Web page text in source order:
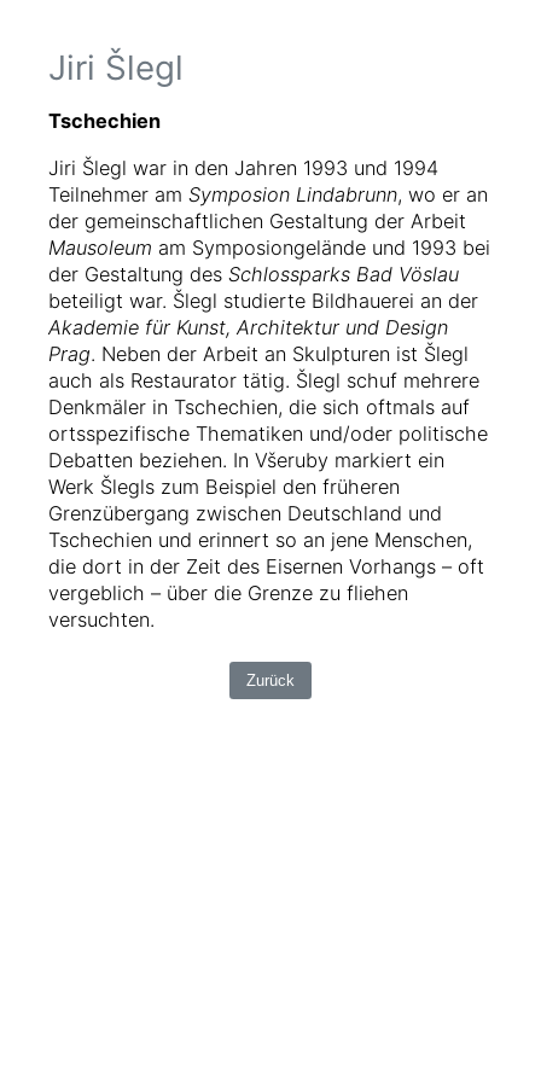
content
Jiri Šlegl
Tschechien
Jiri Šlegl war in den Jahren 1993 und 1994
Teilnehmer amSymposion Lindabrunn, wo er an
der gemeinschaftlichen Gestaltung der Arbeit
Mausoleum am Symposiongelände und 1993 bei
der Gestaltung desSchlossparks Bad Vöslau
beteiligt war. Šlegl studierte Bildhauerei an der
Akademie für Kunst, Architektur und Design
Prag. Neben der Arbeit an Skulpturen ist Šlegl
auch als Restaurator tätig. Šlegl schuf mehrere
Denkmäler in Tschechien, die sich oftmals auf
ortsspezifische Thematiken und/oder politische
Debatten beziehen. In Všeruby markiert ein
Werk Šlegls zum Beispiel den früheren
Grenzübergang zwischen Deutschland und
Tschechien und erinnert so an jene Menschen,
die dort in der Zeit des Eisernen Vorhangs – oft
vergeblich – über die Grenze zu fliehen
versuchten.
Zurück